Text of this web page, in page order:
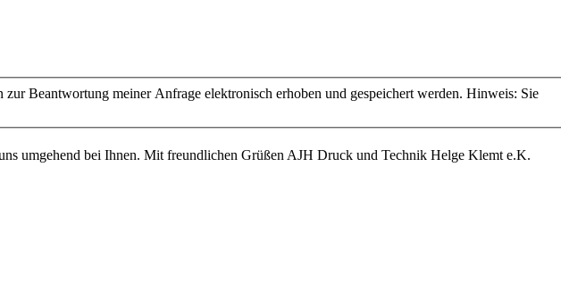
Beantwortung meiner Anfrage elektronisch erhoben und gespeichert werden. Hinweis: Sie
umgehend bei Ihnen. Mit freundlichen Grüßen AJH Druck und Technik Helge Klemt e.K.